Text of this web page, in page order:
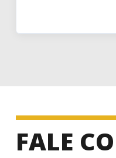
FALE